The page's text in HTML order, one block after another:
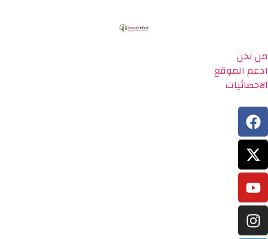
من نحن
ادعم الموقع
الاحصائيات